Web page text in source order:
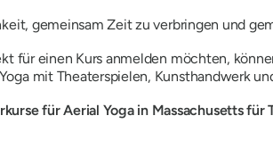
gemeinsam Zeit zu verbringen und
für einen Kurs anmelden möchten,
mit Theaterspielen, Kunsthandwerk
für Aerial Yoga in Massachusetts für